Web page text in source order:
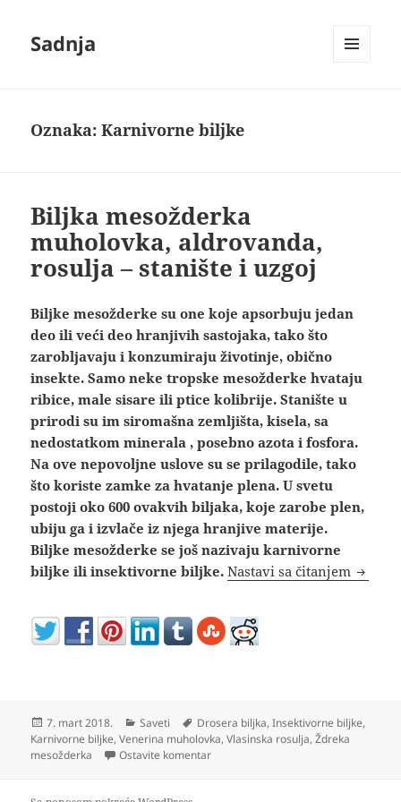
Sadnja
Oznaka:Karnivorne biljke
Biljka mesožderka
muholovka, aldrovanda,
rosulja – stanište i uzgoj
Biljke mesožderke su one koje apsorbuju jedan
deo ili veći deo hranjivih sastojaka, tako što
zarobljavaju i konzumiraju životinje, obično
insekte. Samo neke tropske mesožderke hvataju
ribice, male sisare ili ptice kolibrije. Stanište u
prirodi su im siromašna zemljišta, kisela, sa
nedostatkom minerala , posebno azota i fosfora.
Na ove nepovoljne uslove su se prilagodile, tako
što koriste zamke za hvatanje plena. U svetu
postoji oko 600 ovakvih biljaka, koje zarobe plen,
ubiju ga i izvlače iz njega hranjive materije.
Biljke mesožderke se još nazivaju karnivorne
biljke ili insektivorne biljke. Nastavi sa čitanjem Biljka
Objavljeno
7. mart 2018. Kategorije
Saveti Oznake
Drosera biljka,Insektivorne biljke,
Karnivorne biljke,Venerina muholovka,Vlasinska rosulja,Ždreka
mesožderka
Ostavite komentarna Biljka mesožderka muholovka,